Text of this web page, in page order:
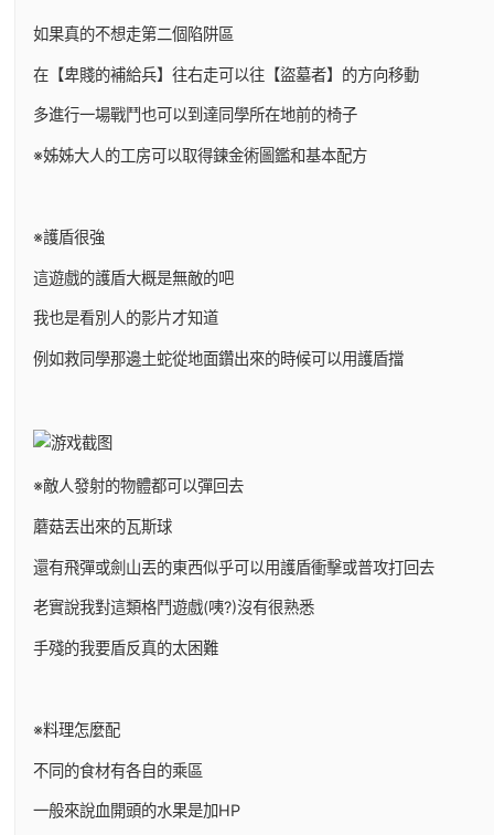
如果真的不想走第二個陷阱區
在【卑賤的補給兵】往右走可以往【盜墓者】的方向移動
多進行一場戰鬥也可以到達同學所在地前的椅子
※姊姊大人的工房可以取得鍊金術圖鑑和基本配方
※護盾很強
這遊戲的護盾大概是無敵的吧
我也是看別人的影片才知道
例如救同學那邊土蛇從地面鑽出來的時候可以用護盾擋
※敵人發射的物體都可以彈回去
蘑菇丟出來的瓦斯球
還有飛彈或劍山丟的東西似乎可以用護盾衝擊或普攻打回去
老實說我對這類格鬥遊戲(咦?)沒有很熟悉
手殘的我要盾反真的太困難
※料理怎麼配
不同的食材有各自的乘區
一般來說血開頭的水果是加HP